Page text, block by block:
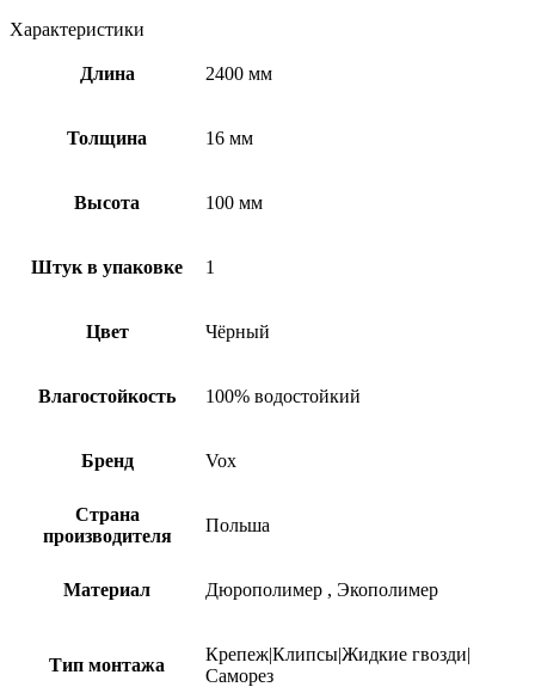
Характеристики
Длина 2400 мм
Толщина 16 мм
Высота 100 мм
Штук в упаковке 1
Цвет Чёрный
Влагостойкость 100% водостойкий
Бренд Vox
Страна
производителя
Польша
Материал Дюрополимер , Экополимер
Тип монтажа
Крепеж|Клипсы|Жидкие гвозди|
Саморез